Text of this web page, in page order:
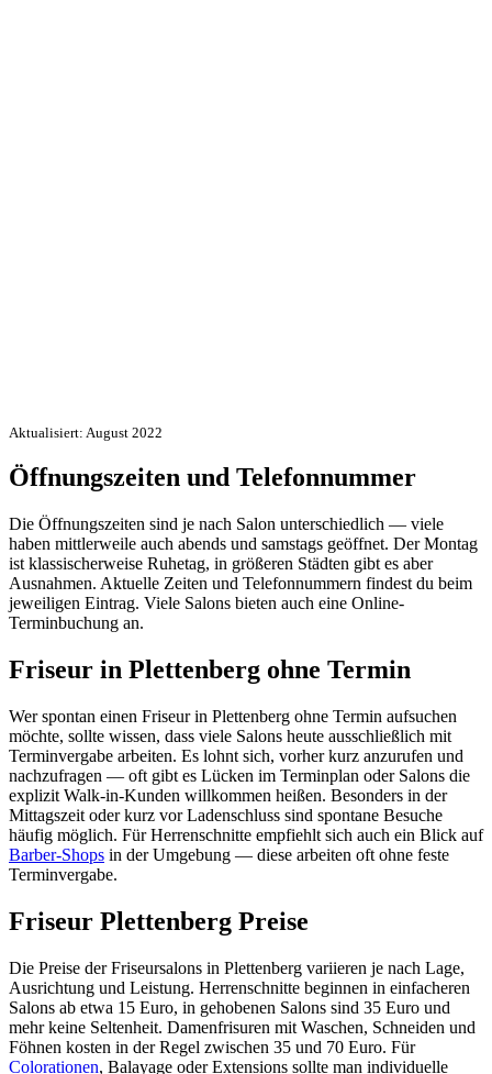
Aktualisiert: August 2022
Öffnungszeiten und Telefonnummer
Die Öffnungszeiten sind je nach Salon unterschiedlich — viele
haben mittlerweile auch abends und samstags geöffnet. Der Montag
ist klassischerweise Ruhetag, in größeren Städten gibt es aber
Ausnahmen. Aktuelle Zeiten und Telefonnummern findest du beim
jeweiligen Eintrag. Viele Salons bieten auch eine Online-
Terminbuchung an.
Friseur in Plettenberg ohne Termin
Wer spontan einen Friseur in Plettenberg ohne Termin aufsuchen
möchte, sollte wissen, dass viele Salons heute ausschließlich mit
Terminvergabe arbeiten. Es lohnt sich, vorher kurz anzurufen und
nachzufragen — oft gibt es Lücken im Terminplan oder Salons die
explizit Walk-in-Kunden willkommen heißen. Besonders in der
Mittagszeit oder kurz vor Ladenschluss sind spontane Besuche
häufig möglich. Für Herrenschnitte empfiehlt sich auch ein Blick auf
Barber-Shops in der Umgebung — diese arbeiten oft ohne feste
Terminvergabe.
Friseur Plettenberg Preise
Die Preise der Friseursalons in Plettenberg variieren je nach Lage,
Ausrichtung und Leistung. Herrenschnitte beginnen in einfacheren
Salons ab etwa 15 Euro, in gehobenen Salons sind 35 Euro und
mehr keine Seltenheit. Damenfrisuren mit Waschen, Schneiden und
Föhnen kosten in der Regel zwischen 35 und 70 Euro. Für
Colorationen, Balayage oder Extensions sollte man individuelle